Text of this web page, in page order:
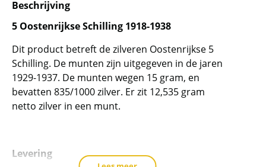
de
wachtlijst
dit
product
toe
te
voegen
Beschrijving
5 Oostenrijkse Schilling 1918-1938
Dit product betreft de zilveren Oostenrijkse 5
Schilling. De munten zijn uitgegeven in de jaren
1929-1937. De munten wegen 15 gram, en
bevatten 835/1000 zilver. Er zit 12,535 gram
netto zilver in een munt.
Levering